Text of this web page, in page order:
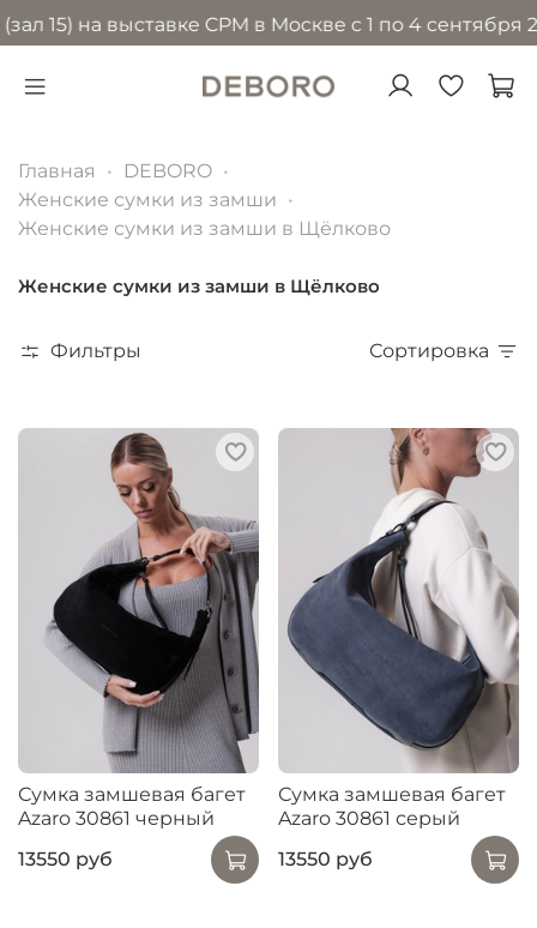
выставке CPM в Москве с 1 по 4 сентября 2026
Главная
DEBORO
Женские сумки из замши
Женские сумки из замши в Щёлково
Женские сумки из замши в Щёлково
Фильтры Сортировка
Сумка замшевая багет
Azaro 30861 черный
13550 руб
Сумка замшевая багет
Azaro 30861 серый
13550 руб